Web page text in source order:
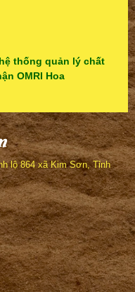
thống quản lý chất
OMRI Hoa
lộ 864 xã Kim Sơn, Tỉnh